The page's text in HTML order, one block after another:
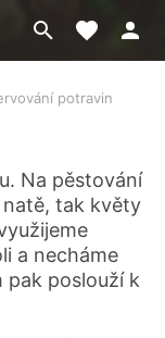
Přejít
na
Moje
potravin
Na pěstování
tak květy
a necháme
pak poslouží k